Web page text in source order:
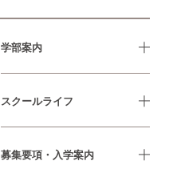
学部案内
スクールライフ
募集要項・入学案内